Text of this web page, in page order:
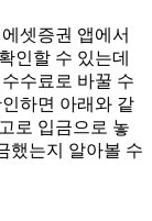
셋증권 앱에서
인할 수 있는데
수료로 바꿀 수
하면 아래와 같
로 입금으로 놓
했는지 알아볼 수